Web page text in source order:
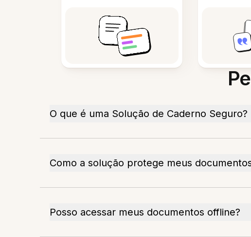
O que é uma Solução de Caderno Seguro?
Como a solução protege meus
Posso acessar meus documentos offline?